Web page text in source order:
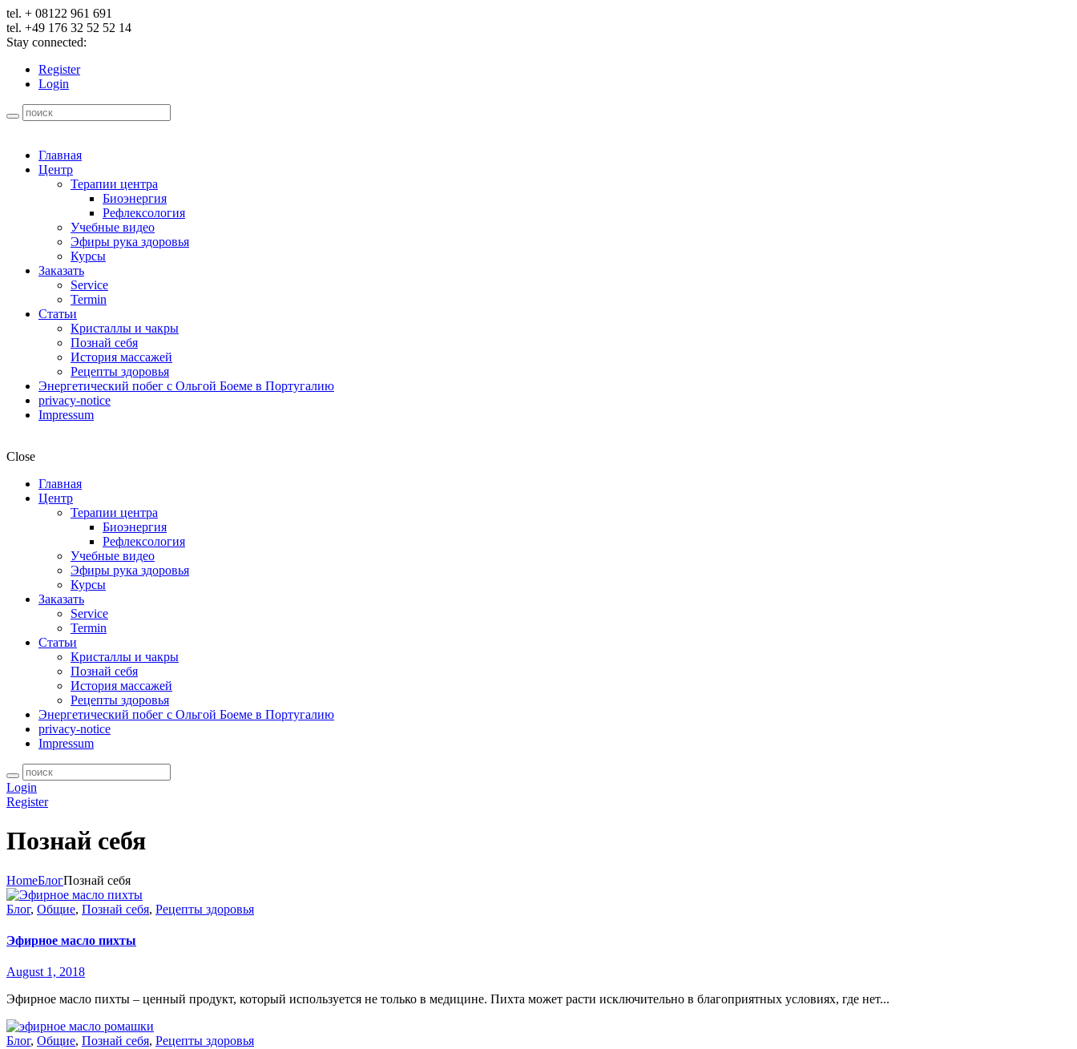
tel. + 08122 961 691
tel. +49 176 32 52 52 14
Stay connected:
Register
Login
Главная
Центр
Терапии центра
Биоэнергия
Рефлексология
Учебные видео
Эфиры рука здоровья
Курсы
Заказать
Service
Termin
Статьи
Кристаллы и чакры
Познай себя
История массажей
Рецепты здоровья
Энергетический побег с Ольгой Боеме в Португалию
privacy-notice
Impressum
Close
Главная
Центр
Терапии центра
Биоэнергия
Рефлексология
Учебные видео
Эфиры рука здоровья
Курсы
Заказать
Service
Termin
Статьи
Кристаллы и чакры
Познай себя
История массажей
Рецепты здоровья
Энергетический побег с Ольгой Боеме в Португалию
privacy-notice
Impressum
Login
Register
Познай себя
HomeБлогПознай себя
Блог, Общие, Познай себя, Рецепты здоровья
Эфирное масло пихты
August 1, 2018
Эфирное масло пихты – ценный продукт, который используется не только в медицине. Пихта может расти исключительно в благоприятных условиях, где нет...
Блог, Общие, Познай себя, Рецепты здоровья